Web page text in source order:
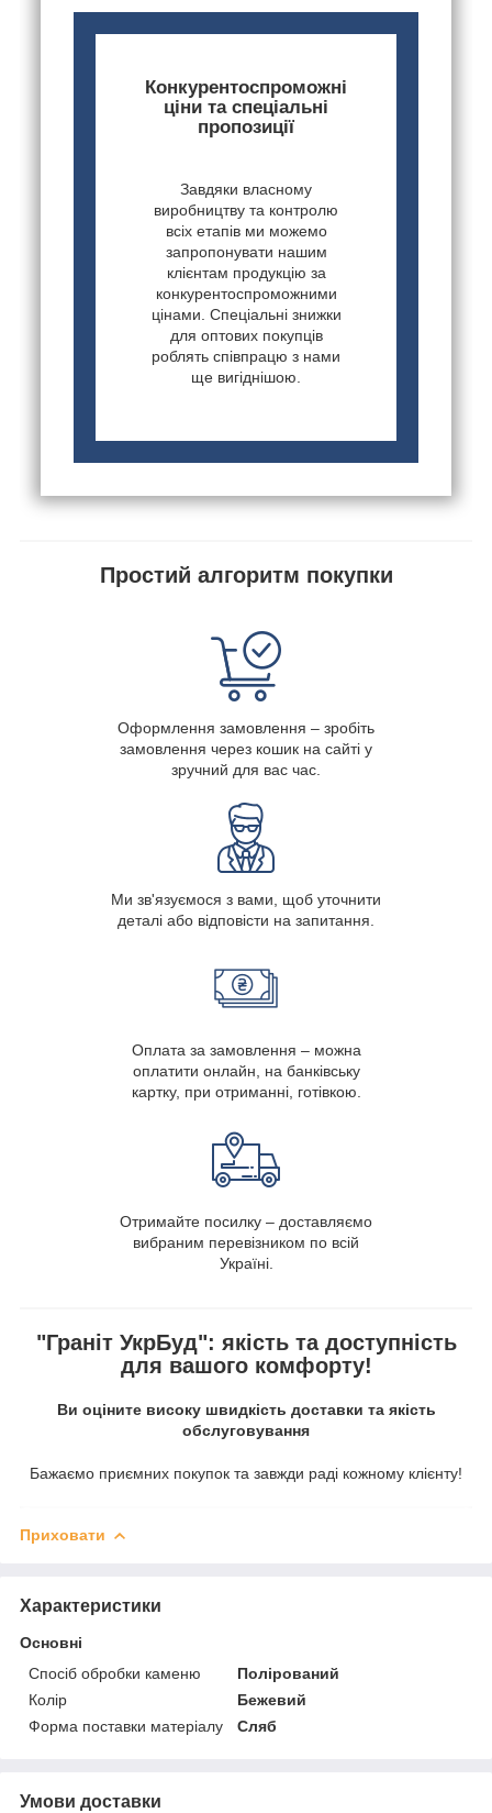
Конкурентоспроможні
ціни та спеціальні
пропозиції
Завдяки власному
виробництву та контролю
всіх етапів ми можемо
запропонувати нашим
клієнтам продукцію за
конкурентоспроможними
цінами. Спеціальні знижки
для оптових покупців
роблять співпрацю з нами
ще вигіднішою.
Простий алгоритм покупки
Оформлення замовлення – зробіть
замовлення через кошик на сайті у
зручний для вас час.
Ми зв'язуємося з вами, щоб уточнити
деталі або відповісти на запитання.
Оплата за замовлення – можна
оплатити онлайн, на банківську
картку, при отриманні, готівкою.
Отримайте посилку – доставляємо
вибраним перевізником по всій
Україні.
"Граніт УкрБуд": якість та доступність
для вашого комфорту!
Ви оціните високу швидкість доставки та якість
обслуговування
Бажаємо приємних покупок та завжди раді кожному клієнту!
Приховати
Характеристики
Основні
Спосіб обробки каменю
Полірований
Колір
Бежевий
Форма поставки матеріалу
Сляб
Умови доставки